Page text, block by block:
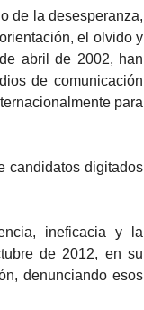
de la desesperanza,
el olvido y
abril de 2002, han
de comunicación
para
candidatos digitados
ineficacia y la
de 2012, en su
denunciando esos